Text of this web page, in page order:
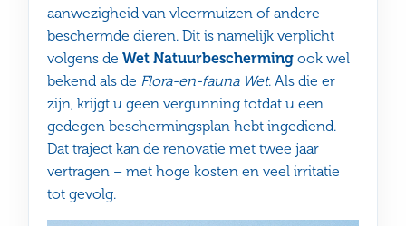
aanwezigheid van vleermuizen of andere
beschermde dieren. Dit is namelijk verplicht
volgens deWet Natuurbeschermingook wel
bekend als de Flora-en-fauna Wet. Als die er
zijn, krijgt u geen vergunning totdat u een
gedegen beschermingsplan hebt ingediend.
Dat traject kan de renovatie met twee jaar
vertragen – met hoge kosten en veel irritatie
tot gevolg.